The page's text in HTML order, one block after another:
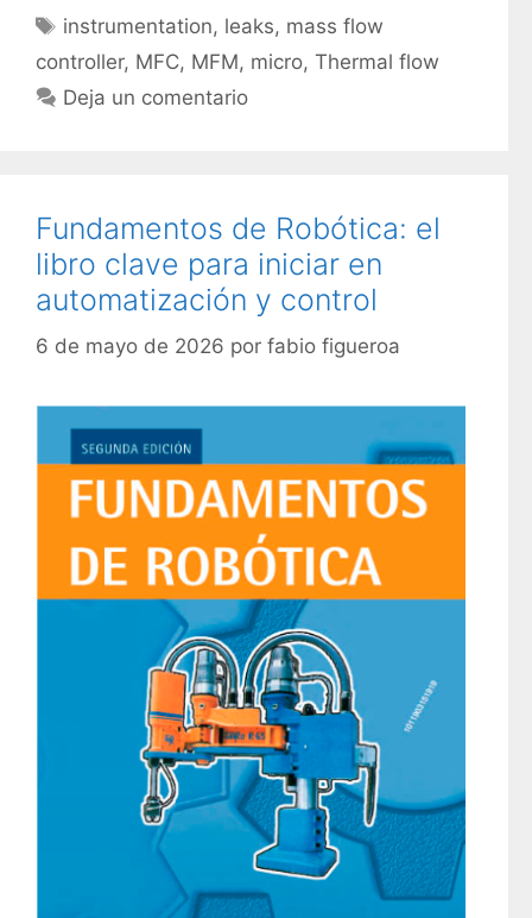
a
e
g
a
s
E
t
q
a
s
instrumentation, leaks, mass flow
controller, MFC, MFM, micro, Thermal flow
Deja un comentario
Fundamentos de Robótica: el
libro clave para iniciar en
automatización y control
6 de mayo de 2026 por fabio figueroa